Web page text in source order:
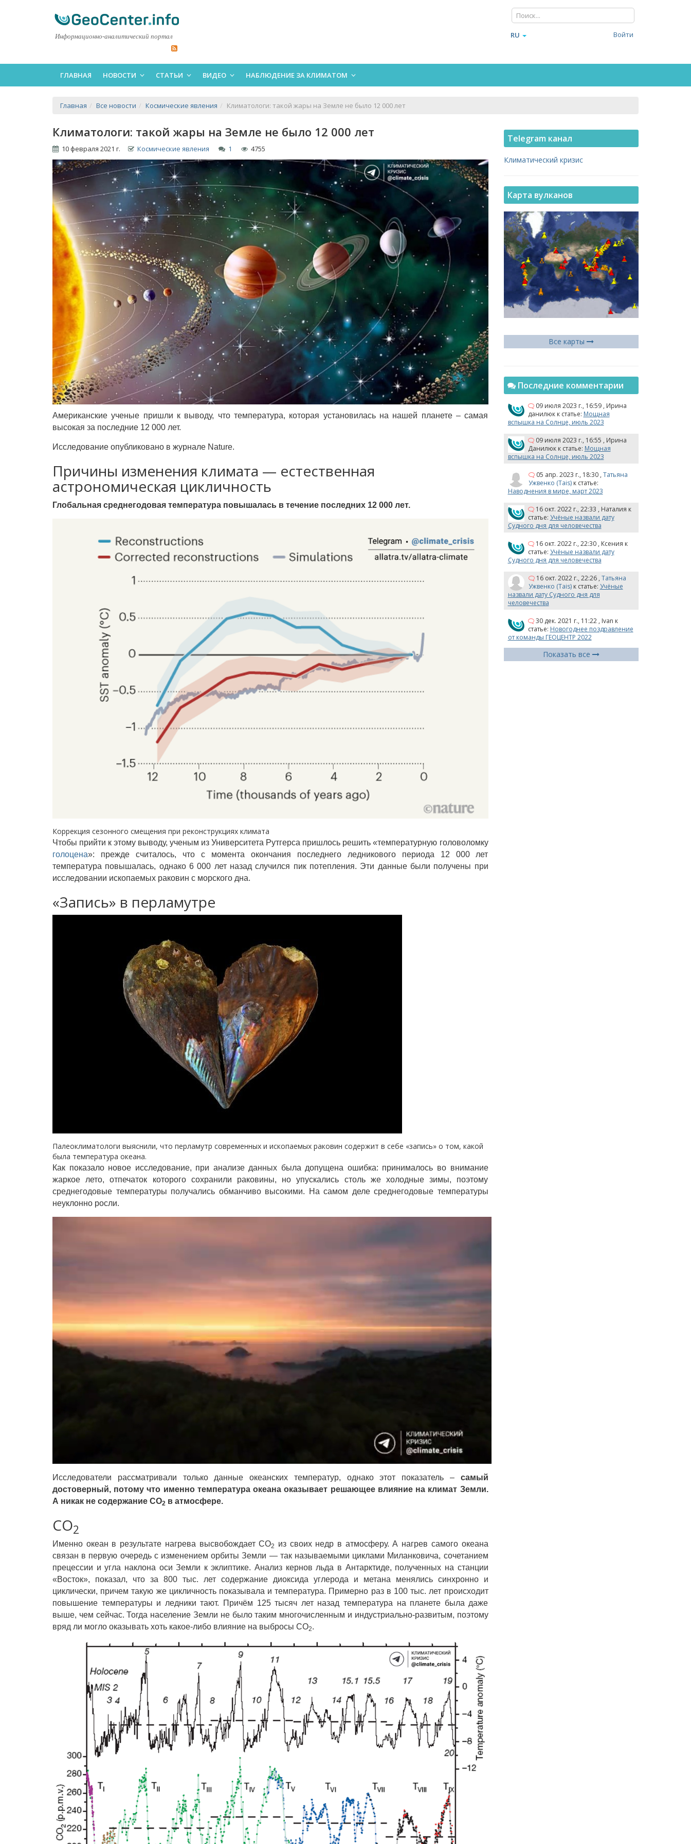
Информационно-аналитический портал RU Войти
ГЛАВНАЯ НОВОСТИ СТАТЬИ ВИДЕО НАБЛЮДЕНИЕ ЗА КЛИМАТОМ
Главная Все новости Космические явления ​Климатологи: такой жары на Земле не было 12 000 лет
​Климатологи: такой жары на Земле не было 12 000 лет
10 февраля 2021 г. Космические явления 1 4755
Американские ученые пришли к выводу, что температура, которая установилась на нашей планете – самая
высокая за последние 12 000 лет.
Исследование опубликовано в журнале Nature.
Причины изменения климата — естественная
астрономическая цикличность
Глобальная среднегодовая температура повышалась в течение последних 12 000 лет.
Коррекция сезонного смещения при реконструкциях климата
Чтобы прийти к этому выводу, ученым из Университета Рутгерса пришлось решить «температурную головоломку
голоцена»: прежде считалось, что с момента окончания последнего ледникового периода 12 000 лет
температура повышалась, однако 6 000 лет назад случился пик потепления. Эти данные были получены при
исследовании ископаемых раковин с морского дна.
«Запись» в перламутре
Палеоклиматологи выяснили, что перламутр современных и ископаемых раковин содержит в себе «запись» о том, какой
была температура океана.
Как показало новое исследование, при анализе данных была допущена ошибка: принималось во внимание
жаркое лето, отпечаток которого сохранили раковины, но упускались столь же холодные зимы, поэтому
среднегодовые температуры получались обманчиво высокими. На самом деле среднегодовые температуры
неуклонно росли.
Исследователи рассматривали только данные океанских температур, однако этот показатель – самый
достоверный, потому что именно температура океана оказывает решающее влияние на климат Земли.
А никак не содержание CO2 в атмосфере.
CO2
Именно океан в результате нагрева высвобождает CO2
из своих недр в атмосферу. А нагрев самого океана
связан в первую очередь с изменением орбиты Земли — так называемыми циклами Миланковича, сочетанием
прецессии и угла наклона оси Земли к эклиптике. Анализ кернов льда в Антарктиде, полученных на станции
«Восток», показал, что за 800 тыс. лет содержание диоксида углерода и метана менялись синхронно и
циклически, причем такую же цикличность показывала и температура. Примерно раз в 100 тыс. лет происходит
повышение температуры и ледники тают. Причём 125 тысяч лет назад температура на планете была даже
выше, чем сейчас. Тогда население Земли не было таким многочисленным и индустриально-развитым, поэтому
вряд ли могло оказывать хоть какое-либо влияние на выбросы CO2.
Telegram канал
Климатический кризис
Карта вулканов
Все карты
Последние комментарии
09 июля 2023 г., 16:59 , Ирина
данилюк к статье: Мощная
вспышка на Солнце, июль 2023
09 июля 2023 г., 16:55 , Ирина
Данилюк к статье: Мощная
вспышка на Солнце, июль 2023
05 апр. 2023 г., 18:30 , Татьяна
Ужвенко (Tais) к статье:
Наводнения в мире, март 2023
16 окт. 2022 г., 22:33 , Наталия к
статье: Учёные назвали дату
Судного дня для человечества
16 окт. 2022 г., 22:30 , Ксения к
статье: Учёные назвали дату
Судного дня для человечества
16 окт. 2022 г., 22:26 , Татьяна
Ужвенко (Tais) к статье: Учёные
назвали дату Судного дня для
человечества
30 дек. 2021 г., 11:22 , Ivan к
статье: Новогоднее поздравление
от команды ГЕОЦЕНТР 2022
Показать все